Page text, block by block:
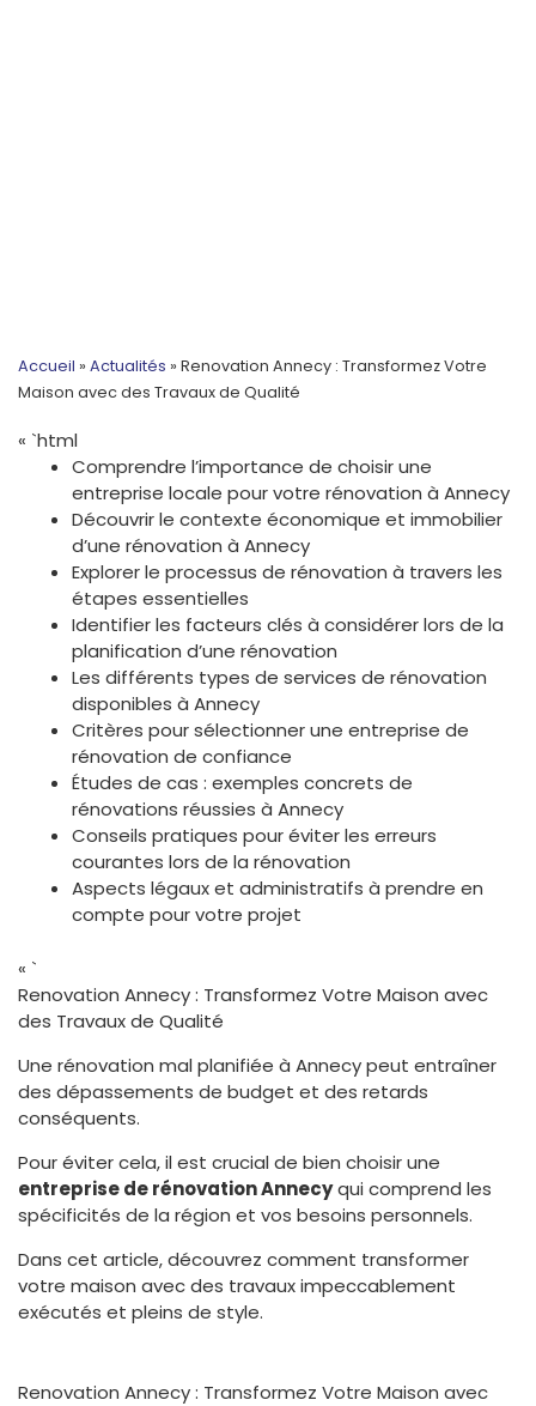
Accueil » Actualités » Renovation Annecy : Transformez Votre
Maison avec des Travaux de Qualité
« `html
Comprendre l’importance de choisir une
entreprise locale pour votre rénovation à Annecy
Découvrir le contexte économique et immobilier
d’une rénovation à Annecy
Explorer le processus de rénovation à travers les
étapes essentielles
Identifier les facteurs clés à considérer lors de la
planification d’une rénovation
Les différents types de services de rénovation
disponibles à Annecy
Critères pour sélectionner une entreprise de
rénovation de confiance
Études de cas : exemples concrets de
rénovations réussies à Annecy
Conseils pratiques pour éviter les erreurs
courantes lors de la rénovation
Aspects légaux et administratifs à prendre en
compte pour votre projet
« `
Renovation Annecy : Transformez Votre Maison avec
des Travaux de Qualité
Une rénovation mal planifiée à Annecy peut entraîner
des dépassements de budget et des retards
conséquents.
Pour éviter cela, il est crucial de bien choisir une
entreprise de rénovation Annecyqui comprend les
spécificités de la région et vos besoins personnels.
Dans cet article, découvrez comment transformer
votre maison avec des travaux impeccablement
exécutés et pleins de style.
Renovation Annecy : Transformez Votre Maison avec